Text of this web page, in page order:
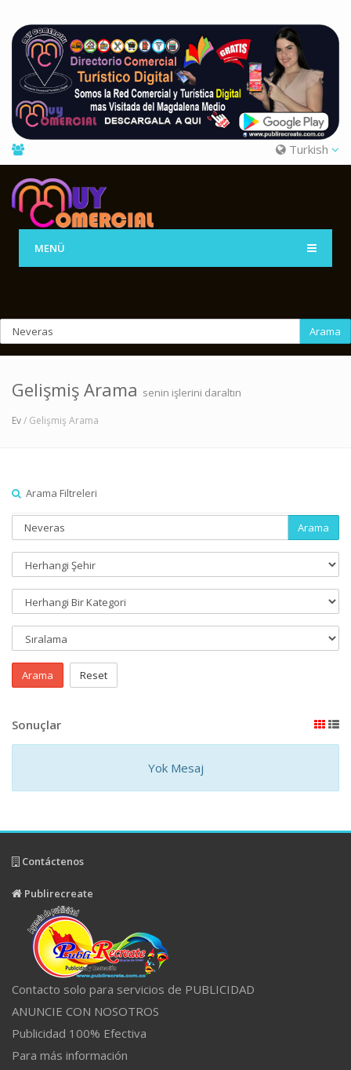
Turkish
MENÜ
Arama
Gelişmiş Arama senin işlerini daraltın
Ev/ Gelişmiş Arama
Arama Filtreleri
Arama
Arama Reset
Sonuçlar
Yok Mesaj
Contáctenos
Publirecreate
Contacto solo para servicios de PUBLICIDAD
ANUNCIE CON NOSOTROS
Publicidad 100% Efectiva
Para más información